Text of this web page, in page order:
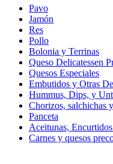
Pavo
Jamón
Res
Pollo
Bolonia y Terrinas
Queso Delicatessen
Quesos Especiales
Embutidos y Otras
Hummus, Dips, y
Chorizos, salchichas
Panceta
Aceitunas,
Carnes y quesos